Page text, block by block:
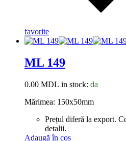
favorite
ML 149
0.00 MDL in stock: da
Mărimea: 150x50mm
Prețul diferă la export.
detalii.
Adaugă în coș